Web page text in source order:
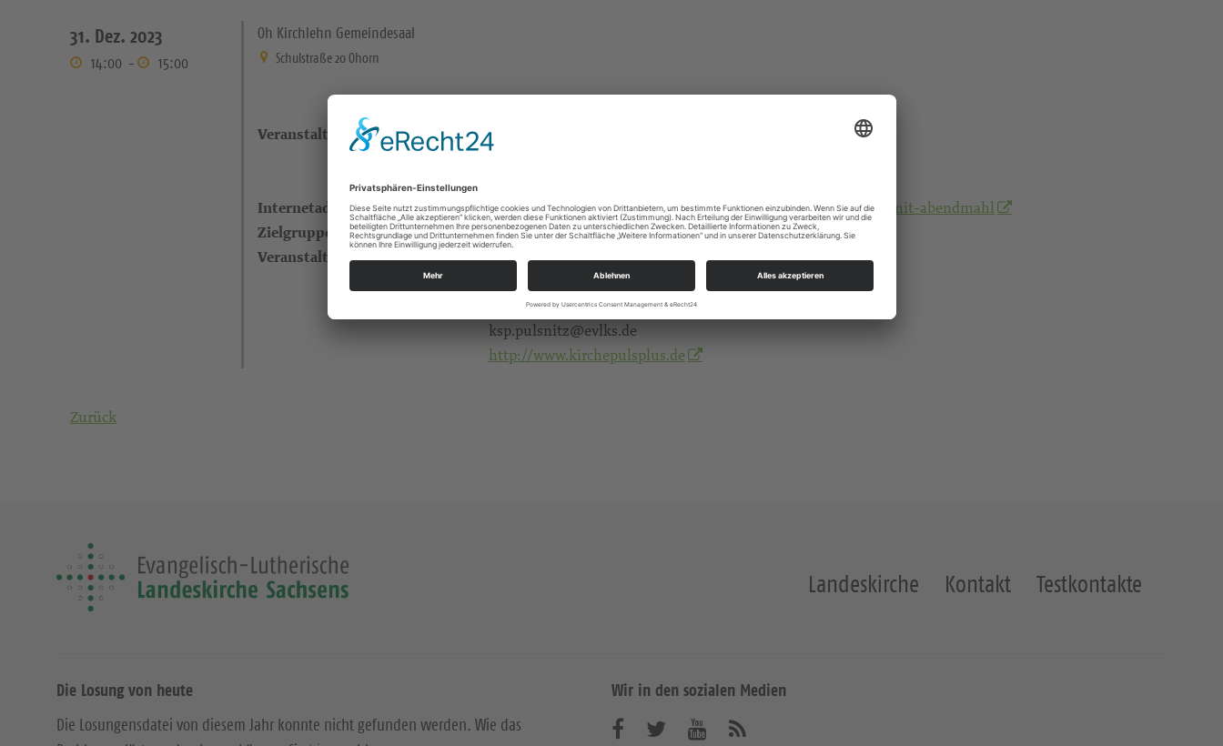
31. Dez. 2023
14:00 - 15:00
Oh Kirchlehn Gemeindesaal
Schulstraße 20 Ohorn
Veranstaltungsort
Oh Kirchlehn Gemeindesaal
Internetadresse https://landing.churchdesk.com/de/e/7543964/oh-andacht-mit-abendmahl
Zielgruppe Alle
Veranstalter Ev.-Luth. Kirchspiel Maria und Martha Pulsnitz
01896 Pulsnitz
ksp.pulsnitz@evlks.de
http://www.kirchepulsplus.de
Zurück
Landeskirche Kontakt Testkontakte
Die Losung von heute
Die Losungensdatei von diesem Jahr konnte nicht gefunden werden. Wie das
Wir in den sozialen Medien
B B B
A